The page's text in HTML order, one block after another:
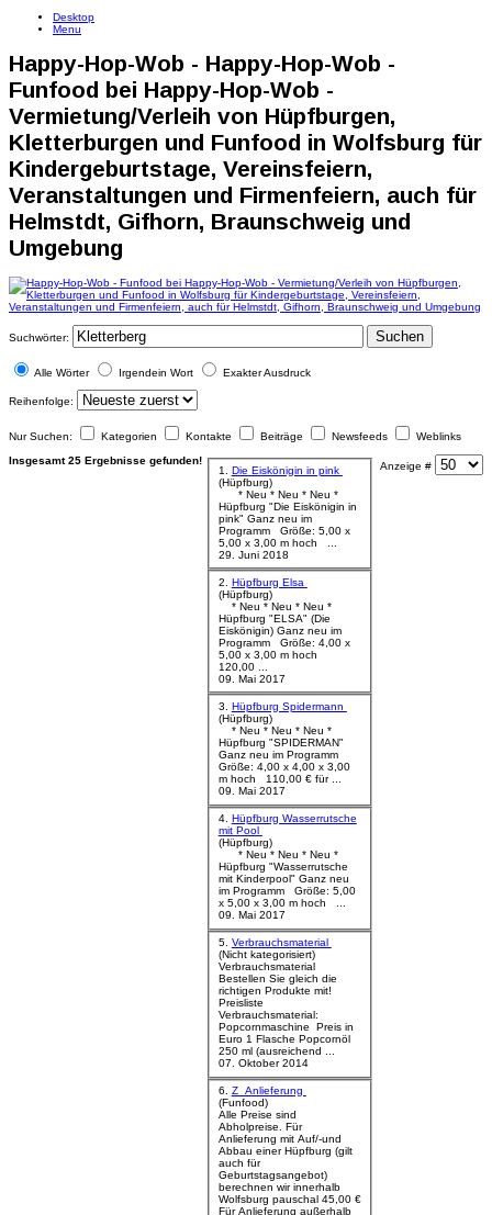
Desktop
Menu
Happy-Hop-Wob - Happy-Hop-Wob -
Funfood bei Happy-Hop-Wob -
Vermietung/Verleih von Hüpfburgen,
Kletterburgen und Funfood in Wolfsburg für
Kindergeburtstage, Vereinsfeiern,
Veranstaltungen und Firmenfeiern, auch für
Helmstdt, Gifhorn, Braunschweig und
Umgebung
Suchwörter: Suchen
Alle Wörter Irgendein Wort Exakter Ausdruck
Reihenfolge:
Nur Suchen: Kategorien Kontakte Beiträge Newsfeeds Weblinks
Insgesamt 25 Ergebnisse gefunden! Anzeige #
1. Die Eiskönigin in pink
(Hüpfburg)
Hüpfburg "Die Eiskönigin in
pink" Ganz neu im
Programm Größe: 5,00 x
29. Juni 2018
2. Hüpfburg Elsa
(Hüpfburg)
Hüpfburg "ELSA" (Die
Eiskönigin) Ganz neu im
Programm Größe: 4,00 x
5,00 x 3,00 m hoch
120,00 ...
09. Mai 2017
3. Hüpfburg Spidermann
(Hüpfburg)
Hüpfburg "SPIDERMAN"
Ganz neu im Programm
Größe: 4,00 x 4,00 x 3,00
m hoch 110,00 € für ...
09. Mai 2017
4. Hüpfburg Wasserrutsche
mit Pool
(Hüpfburg)
Hüpfburg "Wasserrutsche
mit Kinderpool" Ganz neu
im Programm Größe: 5,00
09. Mai 2017
5. Verbrauchsmaterial
(Nicht kategorisiert)
Verbrauchsmaterial
Bestellen Sie gleich die
richtigen Produkte mit!
Preisliste
Verbrauchsmaterial:
Popcornmaschine Preis in
Euro 1 Flasche Popcornöl
250 ml (ausreichend ...
07. Oktober 2014
6. Z_Anlieferung
(Funfood)
Alle Preise sind
Abholpreise. Für
Anlieferung mit Auf/-und
Abbau einer Hüpfburg (gilt
auch für
Geburtstagsangebot)
berechnen wir innerhalb
Wolfsburg pauschal 45,00 €
Für Anlieferung außerhalb